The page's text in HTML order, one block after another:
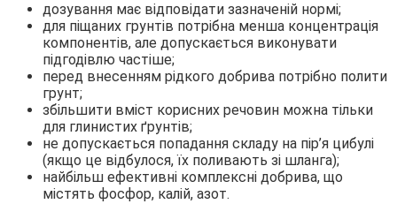
дозування має відповідати зазначеній нормі;
для піщаних грунтів потрібна менша концентрація
компонентів, але допускається виконувати
підгодівлю частіше;
перед внесенням рідкого добрива потрібно полити
грунт;
збільшити вміст корисних речовин можна тільки
для глинистих ґрунтів;
не допускається попадання складу на пір’я цибулі
(якщо це відбулося, їх поливають зі шланга);
найбільш ефективні комплексні добрива, що
містять фосфор, калій, азот.